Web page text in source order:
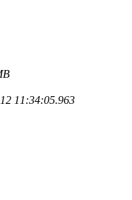
11:34:05.963